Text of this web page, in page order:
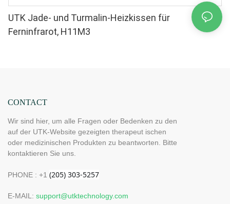
UTK Jade- und Turmalin-Heizkissen für
Ferninfrarot, H11M3
CONTACT
Wir sind hier, um alle Fragen oder Bedenken zu den
auf der UTK-Website gezeigten therapeut ischen
oder medizinischen Produkten zu beantworten. Bitte
kontaktieren Sie uns.
PHONE : +1
E-MAIL: support@utktechnology.com